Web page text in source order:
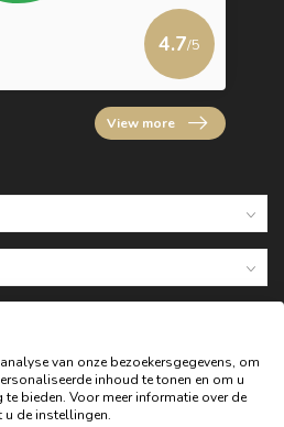
4.7/5
View more
van onze bezoekersgegevens, om
inhoud te tonen en om u
bieden. Voor meer informatie over de
u de instellingen.